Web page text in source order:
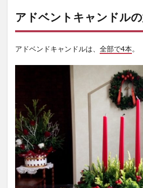
アドベントキャンドル
アドベンドキャンドルは、 全部で4本。